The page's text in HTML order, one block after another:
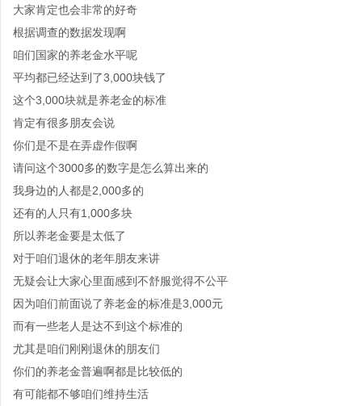
大家肯定也会非常的好奇
根据调查的数据发现啊
咱们国家的养老金水平呢
平均都已经达到了3,000块钱了
这个3,000块就是养老金的标准
肯定有很多朋友会说
你们是不是在弄虚作假啊
请问这个3000多的数字是怎么算出来的
我身边的人都是2,000多的
还有的人只有1,000多块
所以养老金要是太低了
对于咱们退休的老年朋友来讲
无疑会让大家心里面感到不舒服觉得不公平
因为咱们前面说了养老金的标准是3,000元
而有一些老人是达不到这个标准的
尤其是咱们刚刚退休的朋友们
你们的养老金普遍啊都是比较低的
有可能都不够咱们维持生活